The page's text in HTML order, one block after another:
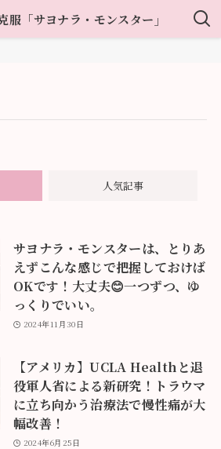
服「サヨナラ・モンスター」
人気記事
サヨナラ・モンスターは、とりあ
えずこんな感じで把握しておけば
OKです！大丈夫😊一つずつ、ゆ
っくりでいい。
2024年11月30日
【アメリカ】UCLA Healthと退
役軍人省による新研究！トラウマ
に立ち向かう治療法で慢性痛が大
幅改善！
2024年6月25日